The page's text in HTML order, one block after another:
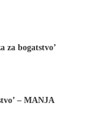
za bogatstvo’
– MANJA